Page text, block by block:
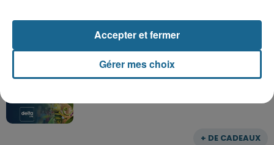
+ DE CADEAUX
Gagnez vos entrées pour Plopsaland
Gérer mes choix
Accepter et fermer